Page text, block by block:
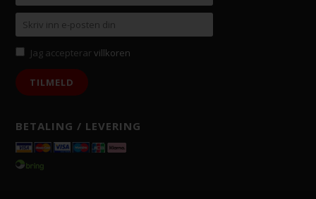
Jag accepterarvillkoren
BETALING / LEVERING